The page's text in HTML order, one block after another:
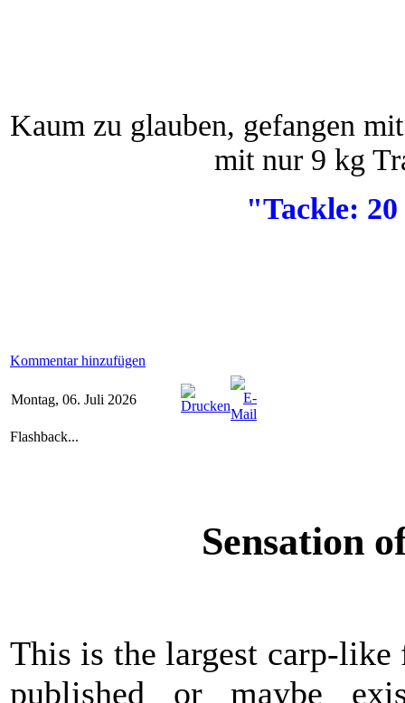
Kaum zu glauben, gefangen
mit nur 9 kg
"Tackle:
Kommentar hinzufügen
Montag, 06. Juli 2026
Flashback...
Sensation
This is the largest carp-
published or maybe